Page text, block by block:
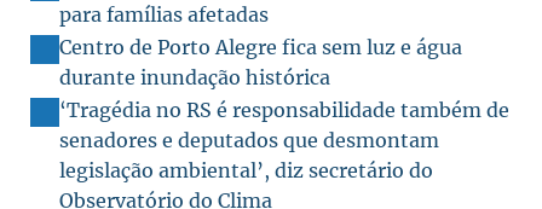
para famílias afetadas
Centro de Porto Alegre fica sem luz e água
durante inundação histórica
‘Tragédia no RS é responsabilidade também de
senadores e deputados que desmontam
legislação ambiental’, diz secretário do
Observatório do Clima